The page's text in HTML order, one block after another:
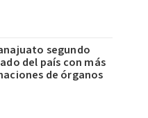
segundo
del país con más
de órganos